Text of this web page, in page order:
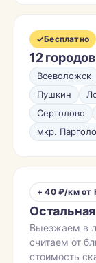
✓Бесплатно
12
Всеволожск
Пушкин
Сертолово
мкр.
+ 40 ₽/км от
Выезжаем в
считаем от
стоимость